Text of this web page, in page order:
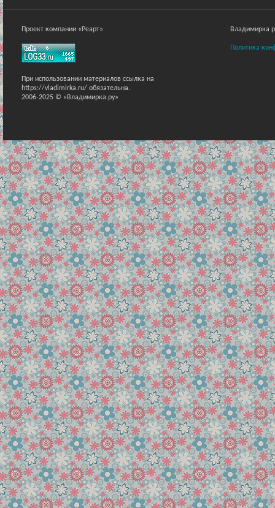
Проект компании «Реарт»
При использовании материалов ссылка на
https://vladimirka.ru/ обязательна.
2006-2025 © «Владимирка.ру»
Владимирка
Политика